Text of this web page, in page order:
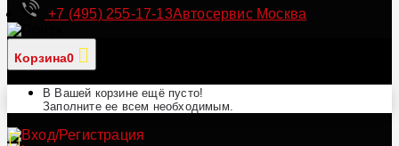
+7 (495) 255-17-13Автосервис Москва
Корзина0
В Вашей корзине ещё пусто!
Заполните ее всем необходимым.